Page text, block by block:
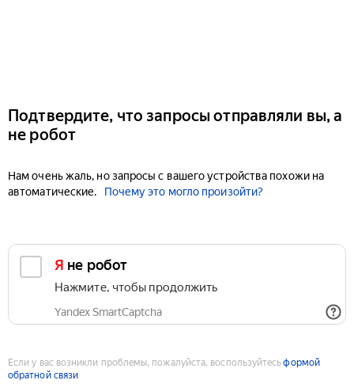
Подтвердите, что запросы отправляли вы, а
не робот
Нам очень жаль, но запросы с вашего устройства похожи на
автоматические.
Почему это могло произойти?
Я не робот
Нажмите, чтобы продолжить
Yandex SmartCaptcha
Если у вас возникли проблемы, пожалуйста, воспользуйтесьформой
обратной связи